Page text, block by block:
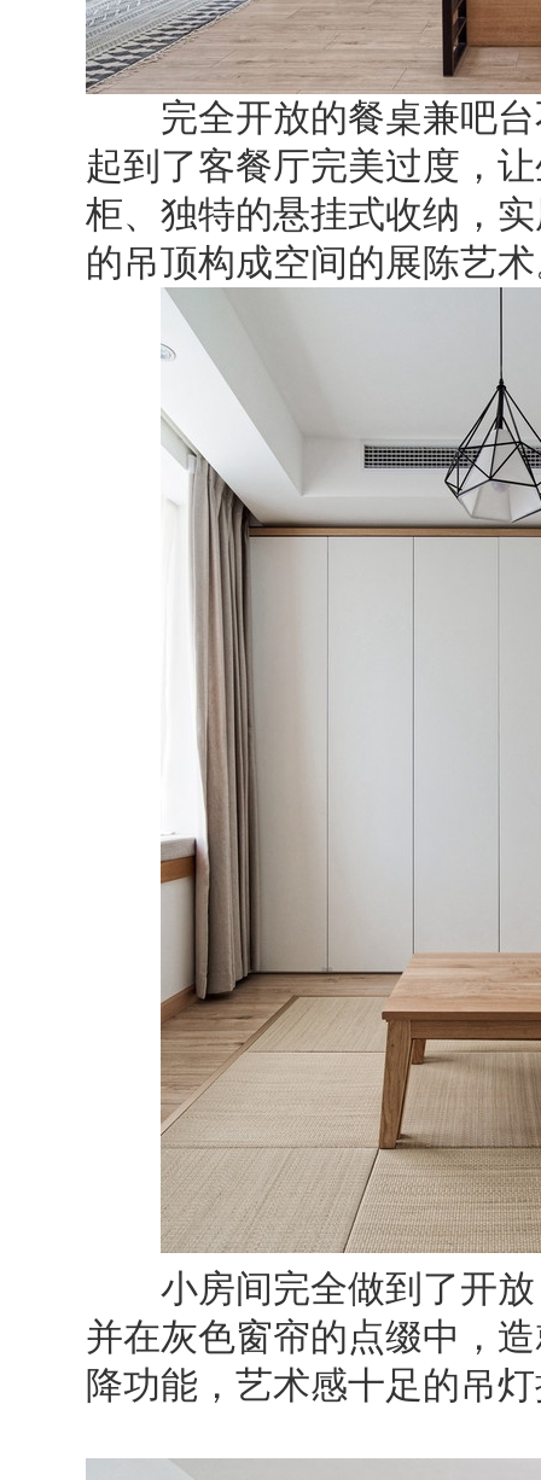
完全开放的餐桌兼吧台
起到了客餐厅完美过度，
柜、独特的悬挂式收纳，
的吊顶构成空间的展陈艺
小房间完全做到了开放
并在灰色窗帘的点缀中，
降功能，艺术感十足的吊